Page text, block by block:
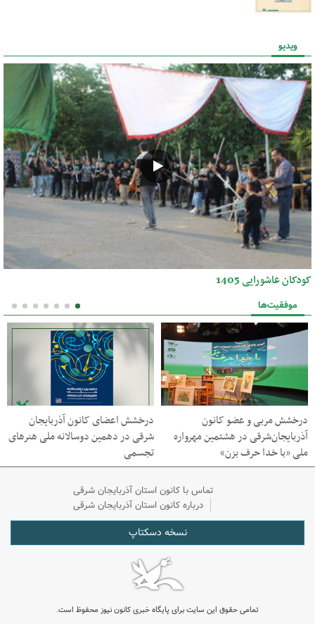
ویدیو
کودکان عاشورایی 1405
موفقیت‌ها
درخشش مربی و عضو کانون
آذربایجان‌شرقی در هشتمین مهرواره
ملی «با خدا حرف بزن»
درخشش اعضای کانون آذربایجان
شرقی در دهمین دوسالانه ملی هنرهای
تجسمی
تماس با کانون استان آذربایجان شرقی
درباره کانون استان آذربایجان شرقی
نسخه دسکتاپ
تمامی حقوق این سایت برای پایگاه خبری کانون نیوز محفوظ است.